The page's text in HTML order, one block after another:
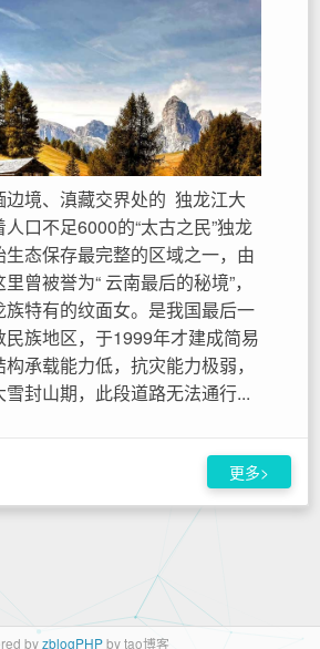
边境、滇藏交界处的 独龙江大
口不足6000的“太古之民”独龙
态保存最完整的区域之一，由
曾被誉为“ 云南最后的秘境”，
特有的纹面女。是我国最后一
族地区，于1999年才建成简易
承载能力低，抗灾能力极弱，
封山期，此段道路无法通行...
更多>
byzblogPHPby tao博客